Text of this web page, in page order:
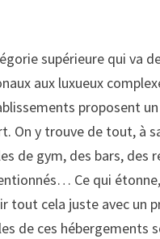
supérieure qui va
aux luxueux
proposent
On y trouve de tout, à
de gym, des bars, des
Ce qui étonne,
tout cela juste avec un
de ces hébergements